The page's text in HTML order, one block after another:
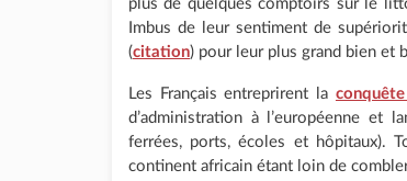
plus de quelques comptoirs sur le
Imbus de leur sentiment de
(citation) pour leur plus grand bien et
Les Français entreprirent la
d’administration à l’européenne et
ferrées, ports, écoles et hôpitaux).
continent africain étant loin de